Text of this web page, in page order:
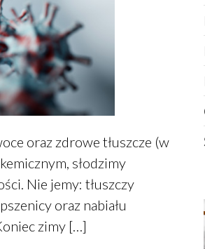
oraz zdrowe tłuszcze (w
słodzimy
Nie jemy: tłuszczy
oraz nabiału
zimy […]